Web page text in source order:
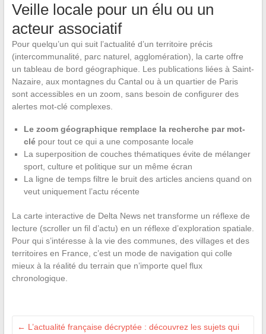
Veille locale pour un élu ou un
acteur associatif
Pour quelqu’un qui suit l’actualité d’un territoire précis
(intercommunalité, parc naturel, agglomération), la carte offre
un tableau de bord géographique. Les publications liées à Saint-
Nazaire, aux montagnes du Cantal ou à un quartier de Paris
sont accessibles en un zoom, sans besoin de configurer des
alertes mot-clé complexes.
Le zoom géographique remplace la recherche par mot-
clépour tout ce qui a une composante locale
La superposition de couches thématiques évite de mélanger
sport, culture et politique sur un même écran
La ligne de temps filtre le bruit des articles anciens quand on
veut uniquement l’actu récente
La carte interactive de Delta News net transforme un réflexe de
lecture (scroller un fil d’actu) en un réflexe d’exploration spatiale.
Pour qui s’intéresse à la vie des communes, des villages et des
territoires en France, c’est un mode de navigation qui colle
mieux à la réalité du terrain que n’importe quel flux
chronologique.
← L’actualité française décryptée : découvrez les sujets qui